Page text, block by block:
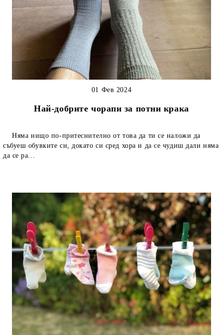
Най-добрите чорапи за потни крака
01 Фев 2024
Няма нищо по-притеснително от това да ти се наложи да
събуеш обувките си, докато си сред хора и да се чудиш дали няма
да се ра...